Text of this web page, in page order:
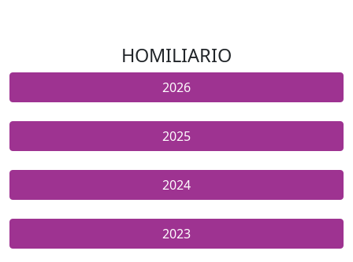
HOMILIARIO
2026
2025
2024
2023